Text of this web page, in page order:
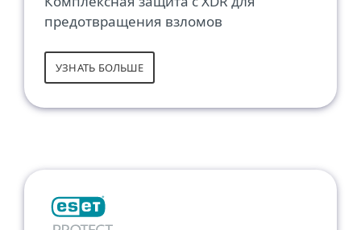
предотвращения взломов
УЗНАТЬ БОЛЬШЕ